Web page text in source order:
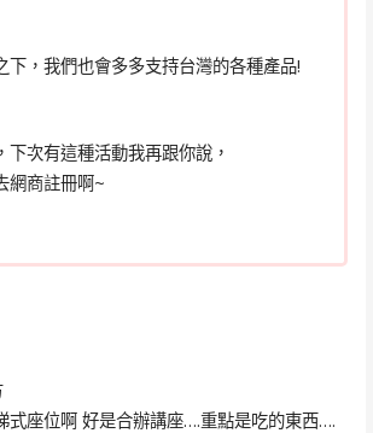
下，我們也會多多支持台灣的各種產品!
下次有這種活動我再跟你說，
網商註冊啊~
式座位啊 好是合辦講座….重點是吃的東西….